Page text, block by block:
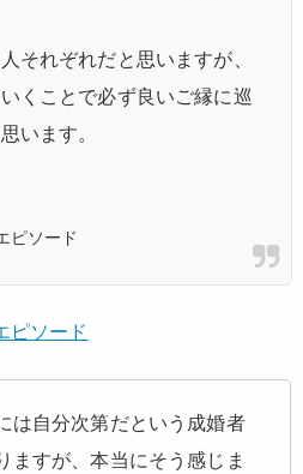
それぞれだと思いますが、
くことで必ず良いご縁に巡
います。
ピソード
ピソード
は自分次第だという成婚者
ますが、本当にそう感じま